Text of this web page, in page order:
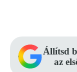
Állítsd
az